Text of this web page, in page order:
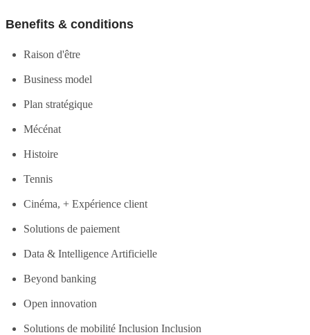
Benefits & conditions
Raison d'être
Business model
Plan stratégique
Mécénat
Histoire
Tennis
Cinéma, + Expérience client
Solutions de paiement
Data & Intelligence Artificielle
Beyond banking
Open innovation
Solutions de mobilité Inclusion Inclusion